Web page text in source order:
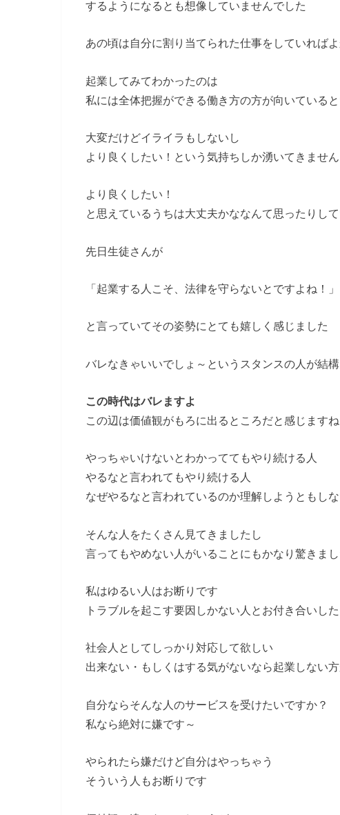
するようになるとも想像していませんでした
あの頃は自分に割り当てられた仕事をしていれば
起業してみてわかったのは
私には全体把握ができる働き方の方が向いている
大変だけどイライラもしないし
より良くしたい！という気持ちしか湧いてきません
より良くしたい！
と思えているうちは大丈夫かななんて思ったりし
先日生徒さんが
「起業する人こそ、法律を守らないとですよね！」
と言っていてその姿勢にとても嬉しく感じました
バレなきゃいいでしょ～というスタンスの人が結
この時代はバレますよ
この辺は価値観がもろに出るところだと感じますね
やっちゃいけないとわかっててもやり続ける人
やるなと言われてもやり続ける人
なぜやるなと言われているのか理解しようともしな
そんな人をたくさん見てきましたし
言ってもやめない人がいることにもかなり驚きま
私はゆるい人はお断りです
トラブルを起こす要因しかない人とお付き合いし
社会人としてしっかり対応して欲しい
出来ない・もしくはする気がないなら起業しない
自分ならそんな人のサービスを受けたいですか？
私なら絶対に嫌です～
やられたら嫌だけど自分はやっちゃう
そういう人もお断りです